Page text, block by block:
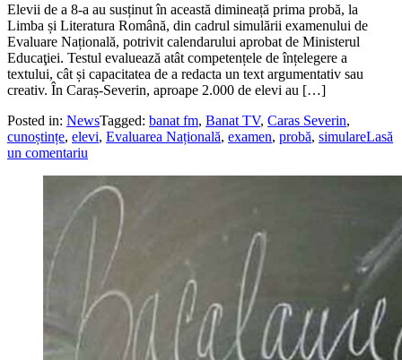
Elevii de a 8-a au susținut în această dimineață prima probă, la
Limba și Literatura Română, din cadrul simulării examenului de
Evaluare Națională, potrivit calendarului aprobat de Ministerul
Educaţiei. Testul evaluează atât competențele de înțelegere a
textului, cât și capacitatea de a redacta un text argumentativ sau
creativ. În Caraș-Severin, aproape 2.000 de elevi au […]
Posted in: NewsTagged: banat fm, Banat TV, Caras Severin,
cunoștințe, elevi, Evaluarea Națională, examen, probă, simulareLasă
un comentariu